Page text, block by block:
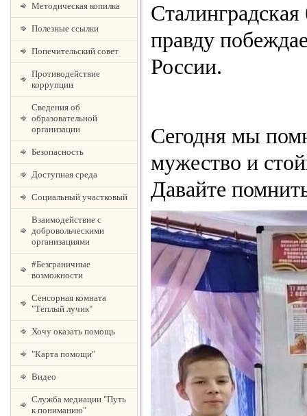
Методическая копилка
Полезные ссылки
Попечительский совет
Противодействие
коррупции
Сведения об
образовательной
организации
Безопасность
Доступная среда
Социальный участковый
Взаимодействие с
добровольческими
организациями
#Безграничные
возможности
Сенсорная комната
"Теплый лучик"
Хочу оказать помощь
"Карта помощи"
Видео
Служба медиации "Путь
к пониманию"
правду
России.
Сегодня мы
мужество и
Давайте